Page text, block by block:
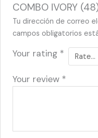
COMBO IVORY
Tu dirección de correo
campos obligatorios
Your rating *
Your review *